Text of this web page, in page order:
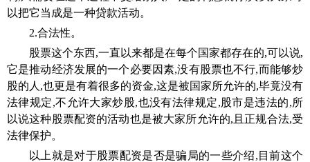
以把它当成是一种贷款活动。
2.合法性。
股票这个东西,一直以来都是在每个国家都存在的,可以说,
它是推动经济发展的一个必要因素,没有股票也不行,而能够炒
股的人,也更是有着很多的资金,这是被国家所允许的,毕竟没有
法律规定,不允许大家炒股,也没有法律规定,股市是违法的,所
以说这种股票配资的活动也是被大家所允许的,且正规合法,受
法律保护。
以上就是对于股票配资是否是骗局的一些介绍,目前这个